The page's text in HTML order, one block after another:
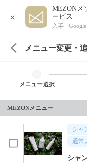
×
MEZONメ
ービス
入手 -
メニュー変更・
メニュー選択
MEZONメニュー
シャ
通常
シャ